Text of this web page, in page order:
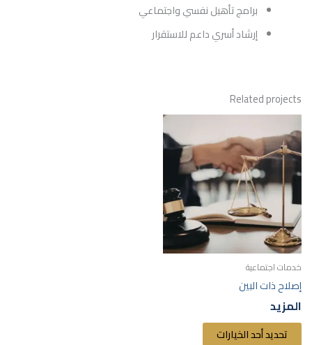
برامج تأهيل نفسي واجتماعي
إرشاد أسري داعم للاستقرار
Related projects
خدمات اجتماعية
إصلاح ذات البين
المزيد
تحديد أحد الخيارات
العديد
من
الأشكال
المختلفة
لهذا
المنتج.
يمكن
اختيار
المنتج